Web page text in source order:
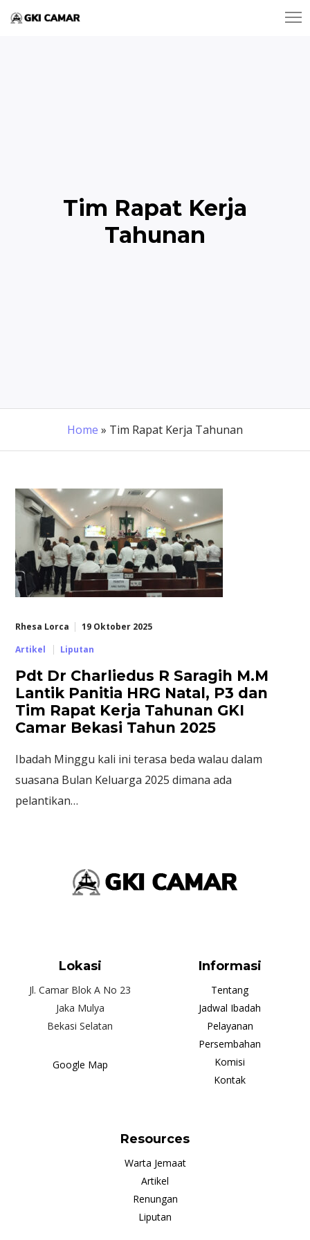
Tim Rapat Kerja
Tahunan
Home » Tim Rapat Kerja Tahunan
Rhesa Lorca
19 Oktober 2025
Artikel
Liputan
Pdt Dr Charliedus R Saragih M.M
Lantik Panitia HRG Natal, P3 dan
Tim Rapat Kerja Tahunan GKI
Camar Bekasi Tahun 2025
Ibadah Minggu kali ini terasa beda walau dalam
suasana Bulan Keluarga 2025 dimana ada
pelantikan…
Lokasi
Jl. Camar Blok A No 23
Jaka Mulya
Bekasi Selatan
Google Map
Informasi
Tentang
Jadwal Ibadah
Pelayanan
Persembahan
Komisi
Kontak
Resources
Warta Jemaat
Artikel
Renungan
Liputan